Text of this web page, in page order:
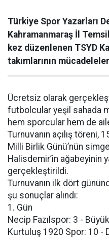
Türkiye Spor Yazarları
Kahramanmaraş İl
kez düzenlenen TSYD
takımlarının
Ücretsiz olarak
futbolcular yeşil sahada
hem sporcular hem de
Turnuvanın açılış töreni,
Milli Birlik Günü’nün
Halisdemir’in ağabeyinin
gerçekleştirildi.
Turnuvanın ilk dört
şu sonuçlar alındı:
1. Gün
Necip Fazılspor: 3 -
Kurtuluş 1920 Spor: 10 -